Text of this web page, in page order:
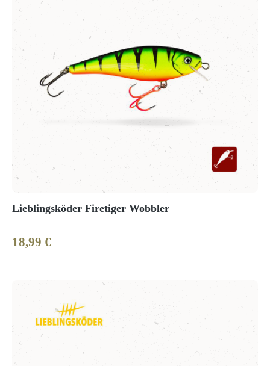
Lieblingsköder Firetiger Wobbler
Regulärer Preis:
18,99 €